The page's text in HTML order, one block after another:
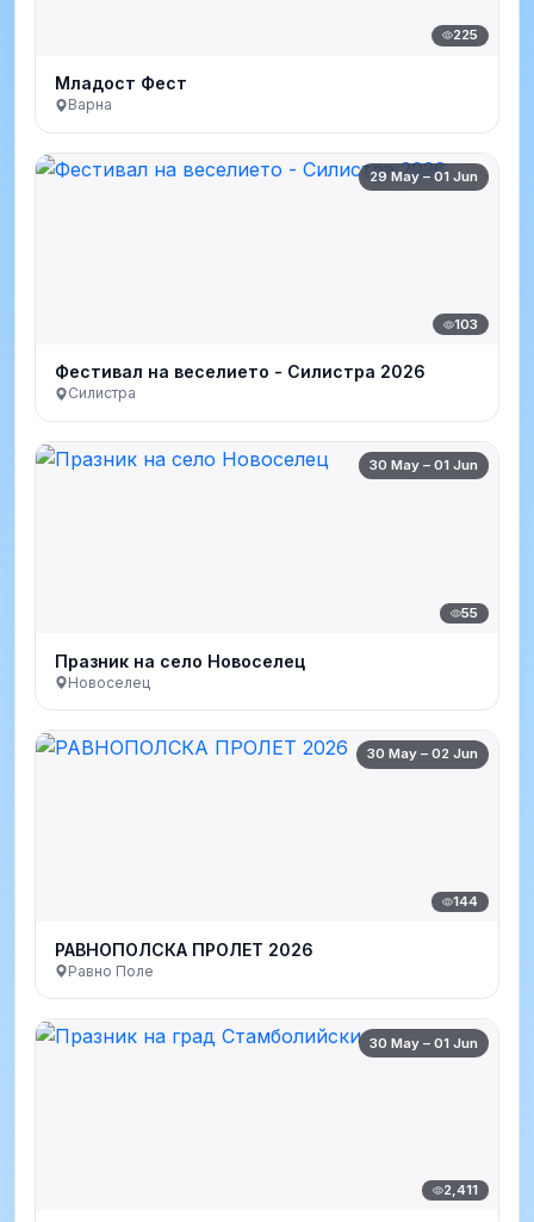
225
Младост Фест
Варна
29 May – 01 Jun
103
Фестивал на веселието - Силистра 2026
Силистра
30 May – 01 Jun
55
Празник на село Новоселец
Новоселец
30 May – 02 Jun
144
РАВНОПОЛСКА ПРОЛЕТ 2026
Равно Поле
30 May – 01 Jun
2,411